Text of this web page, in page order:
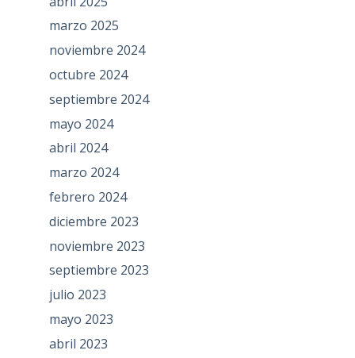
marzo 2025
noviembre 2024
octubre 2024
septiembre 2024
mayo 2024
abril 2024
marzo 2024
febrero 2024
diciembre 2023
noviembre 2023
septiembre 2023
julio 2023
mayo 2023
abril 2023